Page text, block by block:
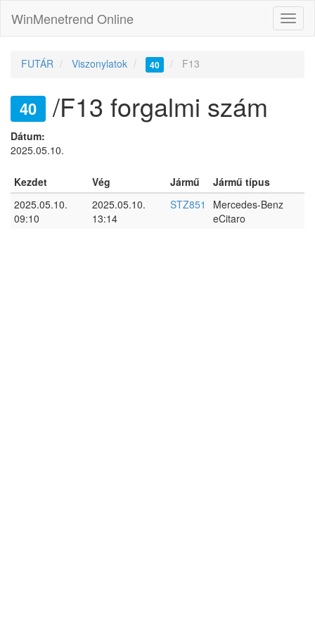
WinMenetrend Online
FUTÁR Viszonylatok 40 F13
40 /F13 forgalmi szám
Dátum:
2025.05.10.
Kezdet Vég Jármű
Jármű típus
2025.05.10.
09:10
2025.05.10.
13:14
STZ851
Mercedes-Benz
eCitaro